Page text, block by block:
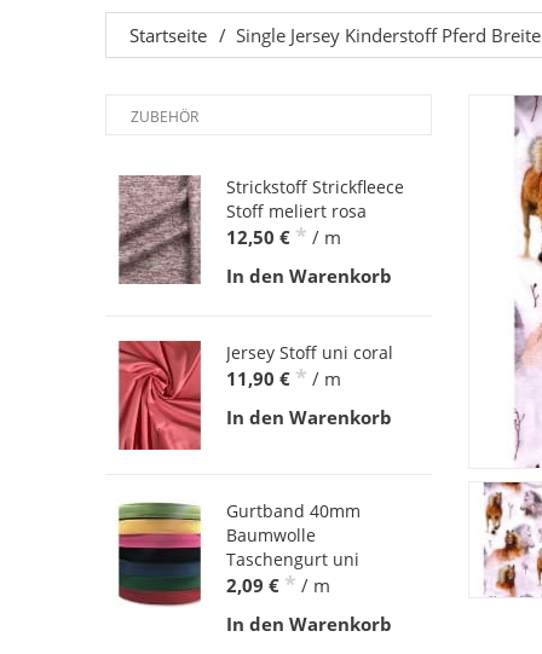
Startseite / Single Jersey Kinderstoff Pferd
ZUBEHÖR
Strickstoff Strickfleece
Stoff meliert rosa
12,50 € * / m
In den Warenkorb
Jersey Stoff uni coral
11,90 € * / m
In den Warenkorb
Gurtband 40mm
Baumwolle
Taschengurt uni
2,09 € * / m
In den Warenkorb